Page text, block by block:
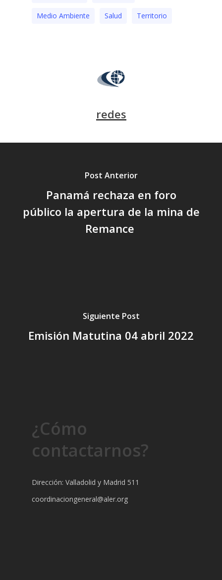
Medio Ambiente Salud Territorio
redes
Post Anterior
Panamá rechaza en foro
público la apertura de la mina de
Remance
Siguiente Post
Emisión Matutina 04 abril 2022
¿Cómo
contactarnos?
Dirección: Valladolid y Madrid 511
coordinaciongeneral@aler.org